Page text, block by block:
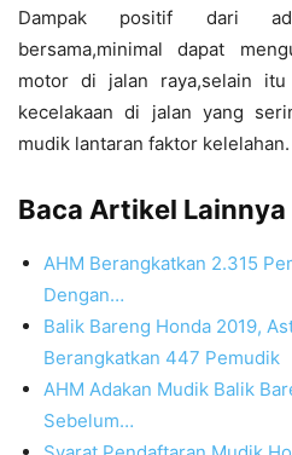
Dampak positif dari
bersama,minimal dapat
motor di jalan raya,selain itu
kecelakaan di jalan yang
mudik lantaran faktor kelelahan.
Baca Artikel Lainnya
AHM Berangkatkan 2.315
Dengan…
Balik Bareng Honda 2019,
Berangkatkan 447 Pemudik
AHM Adakan Mudik Balik
Sebelum…